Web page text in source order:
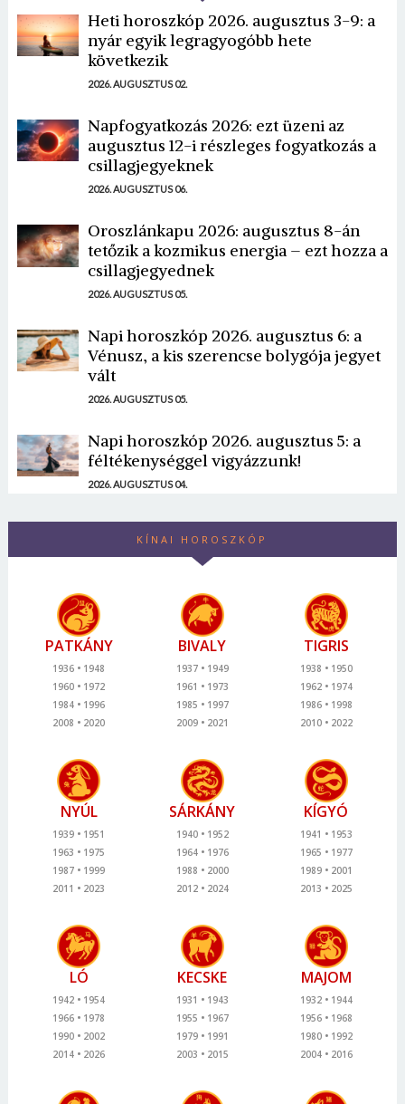
Heti horoszkóp 2026. augusztus 3-9: a
nyár egyik legragyogóbb hete
következik
2026. AUGUSZTUS 02.
Napfogyatkozás 2026: ezt üzeni az
augusztus 12-i részleges fogyatkozás a
csillagjegyeknek
2026. AUGUSZTUS 06.
Oroszlánkapu 2026: augusztus 8-án
tetőzik a kozmikus energia – ezt hozza a
csillagjegyednek
2026. AUGUSZTUS 05.
Napi horoszkóp 2026. augusztus 6: a
Vénusz, a kis szerencse bolygója jegyet
vált
2026. AUGUSZTUS 05.
Napi horoszkóp 2026. augusztus 5: a
féltékenységgel vigyázzunk!
2026. AUGUSZTUS 04.
KÍNAI HOROSZKÓP
PATKÁNY
1936
1948
1960
1972
1984
1996
2008
2020
BIVALY
1937
1949
1961
1973
1985
1997
2009
2021
TIGRIS
1938
1950
1962
1974
1986
1998
2010
2022
NYÚL
1939
1951
1963
1975
1987
1999
2011
2023
SÁRKÁNY
1940
1952
1964
1976
1988
2000
2012
2024
KÍGYÓ
1941
1953
1965
1977
1989
2001
2013
2025
LÓ
1942
1954
1966
1978
1990
2002
2014
2026
KECSKE
1931
1943
1955
1967
1979
1991
2003
2015
MAJOM
1932
1944
1956
1968
1980
1992
2004
2016